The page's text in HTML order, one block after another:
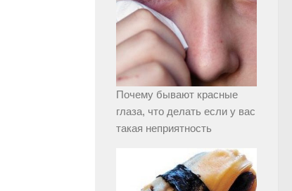
Почему бывают красные
глаза, что делать если у вас
такая неприятность